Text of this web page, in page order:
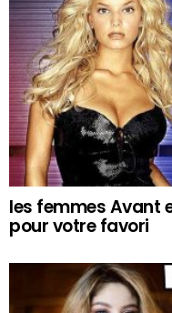
les femmes Avant
pour votre favori